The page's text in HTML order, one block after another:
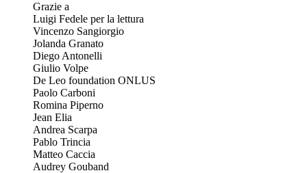
Grazie a
Luigi Fedele per la lettura
Vincenzo Sangiorgio
Jolanda Granato
Diego Antonelli
Giulio Volpe
De Leo foundation ONLUS
Paolo Carboni
Romina Piperno
Jean Elia
Andrea Scarpa
Pablo Trincia
Matteo Caccia
Audrey Gouband